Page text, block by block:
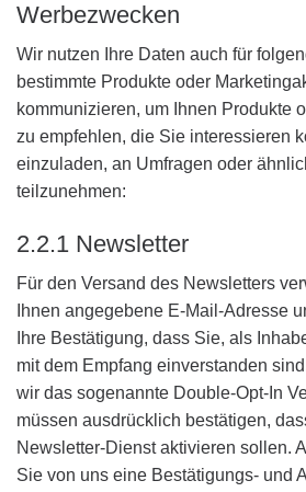
Werbezwecken
Wir nutzen Ihre Daten auch für
bestimmte Produkte oder
kommunizieren, um Ihnen Produkte
zu empfehlen, die Sie interessieren
einzuladen, an Umfragen oder
teilzunehmen:
2.2.1 Newsletter
Für den Versand des Newsletters
Ihnen angegebene E-Mail-Adresse
Ihre Bestätigung, dass Sie, als
mit dem Empfang einverstanden
wir das sogenannte Double-Opt-In
müssen ausdrücklich bestätigen,
Newsletter-Dienst aktivieren sollen.
Sie von uns eine Bestätigungs- und